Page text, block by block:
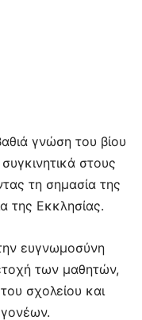
γνώση του βίου
στους
τη σημασία της
της Εκκλησίας.
ευγνωμοσύνη
των μαθητών,
σχολείου και